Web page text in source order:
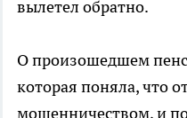
вылетел обратно.
О произошедшем
которая поняла, что
мошенничеством, и